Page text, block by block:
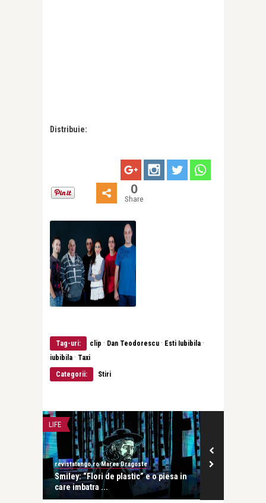
Distribuie:
0
Share
Tag-uri: clip · Dan Teodorescu · Esti Iubibila ·
iubibila · Taxi
Categorii:
Stiri
LIFE
revistatango.ro Marea Dragoste
Smiley: “Flori de plastic” e o piesa in
care imbatra ...